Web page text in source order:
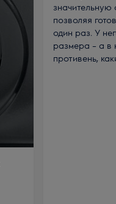
позволяя
один раз. У
размера – а в
противень,